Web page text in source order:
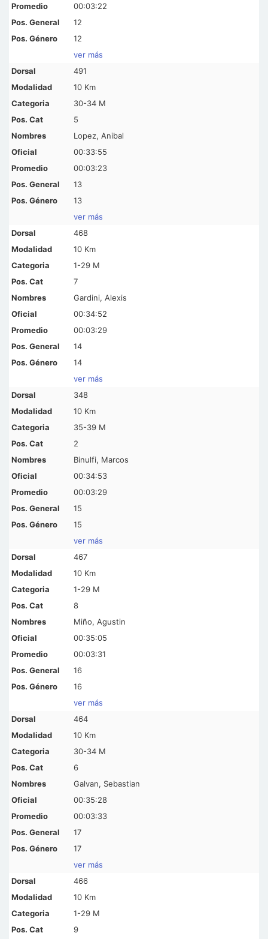
00:03:22
12
12
ver más
491
10 Km
30-34 M
5
Lopez, Anibal
00:33:55
00:03:23
13
13
ver más
468
10 Km
1-29 M
7
Gardini, Alexis
00:34:52
00:03:29
14
14
ver más
348
10 Km
35-39 M
2
Binulfi, Marcos
00:34:53
00:03:29
15
15
ver más
467
10 Km
1-29 M
8
Miño, Agustin
00:35:05
00:03:31
16
16
ver más
464
10 Km
30-34 M
6
Galvan, Sebastian
00:35:28
00:03:33
17
17
ver más
466
10 Km
1-29 M
9